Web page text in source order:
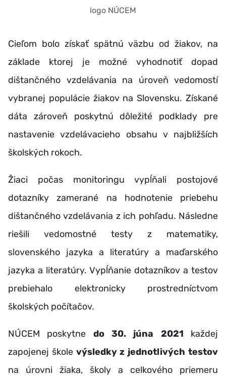
logo NÚCEM
Cieľom bolo získať spätnú väzbu od žiakov, na
základe ktorej je možné vyhodnotiť dopad
dištančného vzdelávania na úroveň vedomostí
vybranej populácie žiakov na Slovensku. Získané
dáta zároveň poskytnú dôležité podklady pre
nastavenie vzdelávacieho obsahu v najbližších
školských rokoch.
Žiaci počas monitoringu vypĺňali postojové
dotazníky zamerané na hodnotenie priebehu
dištančného vzdelávania z ich pohľadu. Následne
riešili vedomostné testy z matematiky,
slovenského jazyka a literatúry a maďarského
jazyka a literatúry. Vypĺňanie dotazníkov a testov
prebiehalo elektronicky prostredníctvom
školských počítačov.
NÚCEM poskytne do 30. júna 2021 každej
zapojenej škole výsledky z jednotlivých testov
na úrovni žiaka, školy a celkového priemeru